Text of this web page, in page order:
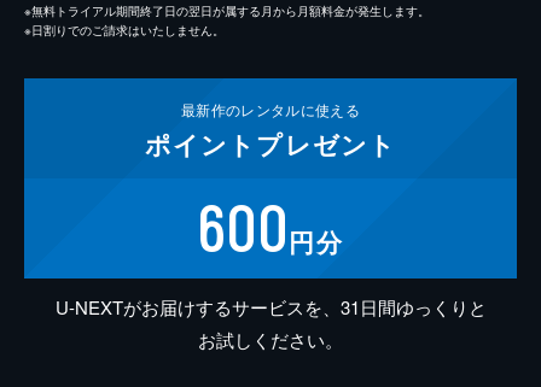
※無料トライアル期間終了日の翌日が属する月から月額料金が発生します。
※日割りでのご請求はいたしません。
最新作のレンタルに使える
ポイント プレゼント
600円分
U-NEXTがお届けするサービスを、31日間ゆっくりと
お試しください。